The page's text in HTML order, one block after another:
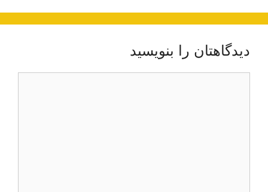
دیدگاهتان را بنویسید